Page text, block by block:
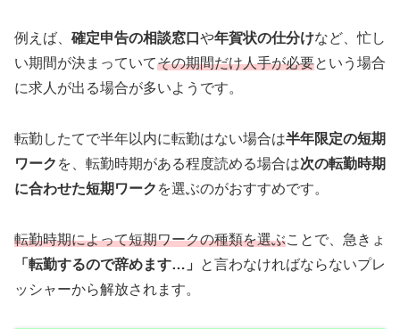
例えば、 確定申告の相談窓口 や年賀状の仕分けなど、忙し
い期間が決まっていてその期間だけ人手が必要という場合
に求人が出る場合が多いようです。
転勤したてで半年以内に転勤はない場合は半年限定の短期
ワーク を、転勤時期がある程度読める場合は次の転勤時期
に合わせた短期ワーク を選ぶのがおすすめです。
転勤時期によって短期ワークの種類を選ぶことで、急きょ
「転勤するので辞めます…」
と言わなければならないプレ
ッシャーから解放されます。